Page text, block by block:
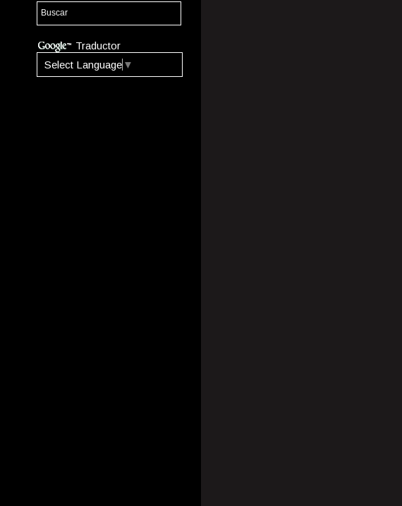
Traductor
Select Language ▼